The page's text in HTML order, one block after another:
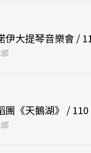
伊大提琴音樂會 /
團《天鵝湖》 / 110